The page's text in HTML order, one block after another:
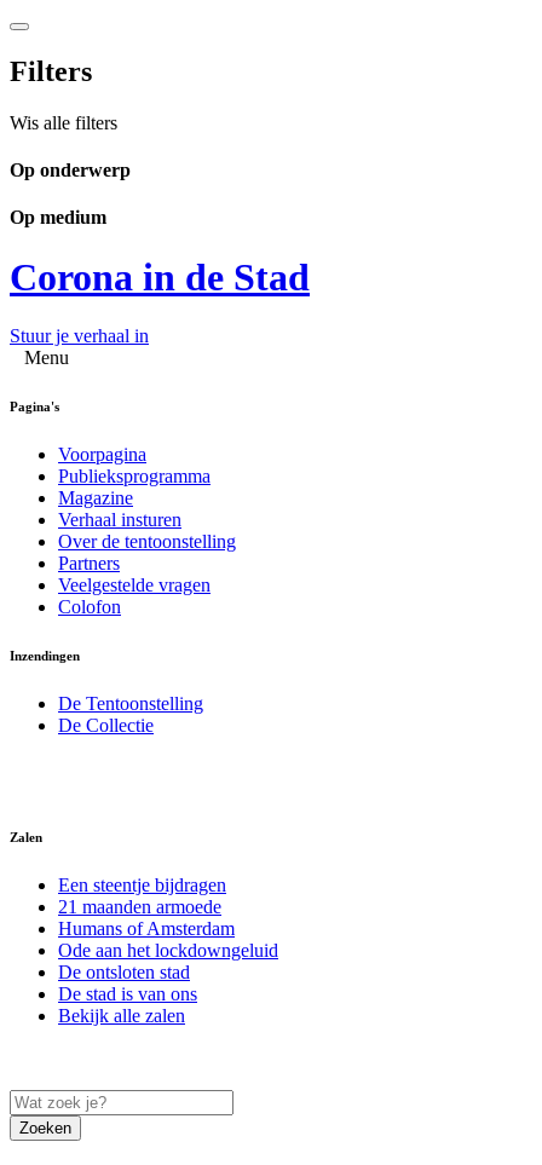
Filters
Wis alle filters
Op onderwerp
Op medium
Corona in de Stad
Stuur je verhaal in
Menu
Pagina's
Voorpagina
Publieksprogramma
Magazine
Verhaal insturen
Over de tentoonstelling
Partners
Veelgestelde vragen
Colofon
Inzendingen
De Tentoonstelling
De Collectie
Zalen
Een steentje bijdragen
21 maanden armoede
Humans of Amsterdam
Ode aan het lockdowngeluid
De ontsloten stad
De stad is van ons
Bekijk alle zalen
Zoeken